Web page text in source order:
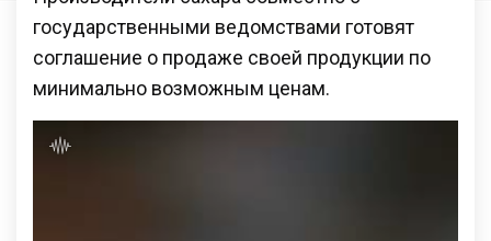
государственными ведомствами готовят
соглашение о продаже своей продукции по
минимально возможным ценам.